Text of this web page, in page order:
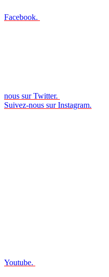
Facebook.
nous sur Twitter.
Suivez-nous sur Instagram.
Youtube.